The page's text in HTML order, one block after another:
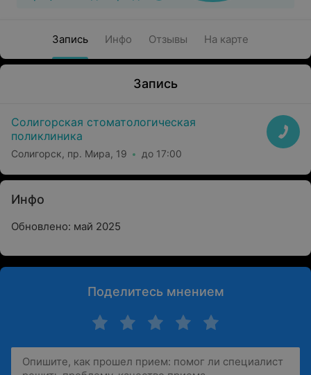
Запись Инфо Отзывы На карте
Запись
Солигорская стоматологическая
поликлиника
Солигорск, пр. Мира, 19 до 17:00
Инфо
Обновлено: май 2025
Поделитесь мнением